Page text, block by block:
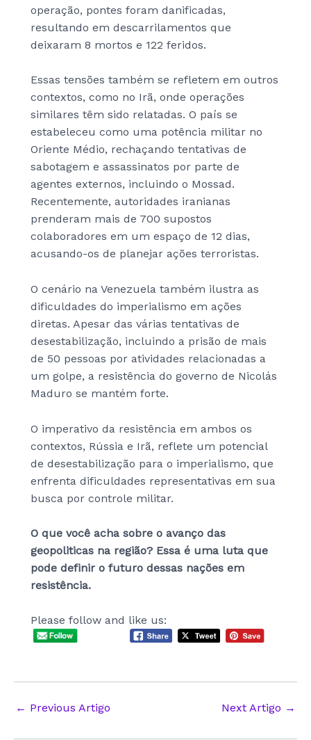
operação, pontes foram danificadas,
resultando em descarrilamentos que
deixaram 8 mortos e 122 feridos.
Essas tensões também se refletem em outros
contextos, como no Irã, onde operações
similares têm sido relatadas. O país se
estabeleceu como uma potência militar no
Oriente Médio, rechaçando tentativas de
sabotagem e assassinatos por parte de
agentes externos, incluindo o Mossad.
Recentemente, autoridades iranianas
prenderam mais de 700 supostos
colaboradores em um espaço de 12 dias,
acusando-os de planejar ações terroristas.
O cenário na Venezuela também ilustra as
dificuldades do imperialismo em ações
diretas. Apesar das várias tentativas de
desestabilização, incluindo a prisão de mais
de 50 pessoas por atividades relacionadas a
um golpe, a resistência do governo de Nicolás
Maduro se mantém forte.
O imperativo da resistência em ambos os
contextos, Rússia e Irã, reflete um potencial
de desestabilização para o imperialismo, que
enfrenta dificuldades representativas em sua
busca por controle militar.
O que você acha sobre o avanço das
geopoliticas na região? Essa é uma luta que
pode definir o futuro dessas nações em
resistência.
Please follow and like us:
Post
← Previous Artigo Next Artigo →